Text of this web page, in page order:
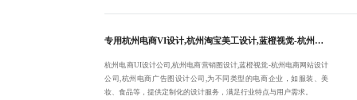
专用杭州电商VI设计,杭州淘宝美工设计,蓝橙视觉-杭州电商UI设计公司-保障视觉呈现:18380455092
杭州电商UI设计公司,杭州电商营销图设计,蓝橙视觉-杭州电商网站设计
公司,杭州电商广告图设计公司,为不同类型的电商企业，如服装、美
妆、食品等，提供定制化的设计服务，满足行业特点与用户需求。